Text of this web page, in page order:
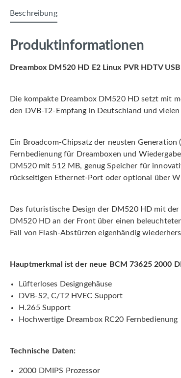
Beschreibung
Produktinformationen
Dreambox DM520 HD E2 Linux PVR HDTV
Die kompakte Dreambox DM520 HD setzt mit
den DVB-T2-Empfang in Deutschland und
Ein Broadcom-Chipsatz der neusten
Fernbedienung für Dreamboxen und
DM520 mit 512 MB, genug Speicher für
rückseitigen Ethernet-Port oder optional über
Das futuristische Design der DM520 HD mit
DM520 HD an der Front über einen
Fall von Flash-Abstürzen eigenhändig
Hauptmerkmal ist der neue BCM 73625 2000
Lüfterloses Designgehäuse
DVB-S2, C/T2 HVEC Support
H.265 Support
Hochwertige Dreambox RC20 Fernbedienung
Technische Daten:
2000 DMIPS Prozessor